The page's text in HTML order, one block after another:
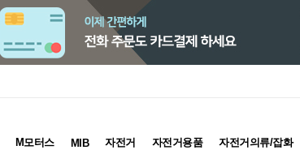
M모터스 MIB 자전거 자전거용품 자전거의류/잡화